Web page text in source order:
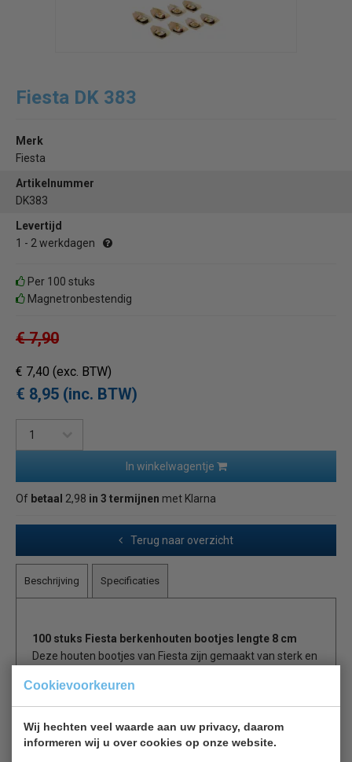
Cookievoorkeuren
Wij hechten veel waarde aan uw privacy, daarom
informeren wij u over cookies op onze website.
Fiesta DK 383
Merk
Fiesta
Artikelnummer
DK383
Levertijd
1 - 2 werkdagen
Per 100 stuks
Magnetronbestendig
€ 7,90
€ 7,40 (exc. BTW)
€ 8,95 (inc. BTW)
In winkelwagentje
Of betaal 2,98 in 3 termijnen met Klarna
Terug naar overzicht
Beschrijving Specificaties
100 stuks Fiesta berkenhouten bootjes lengte 8 cm
Deze houten bootjes van Fiesta zijn gemaakt van sterk en
uitstraling met knoesten en andere onregelmatigheden.
Ideaal voor voedselpresentatie en aangezien het samen
met de etensresten kan worden weggegooid, scheelt het
veel tijd bij het opruimen.